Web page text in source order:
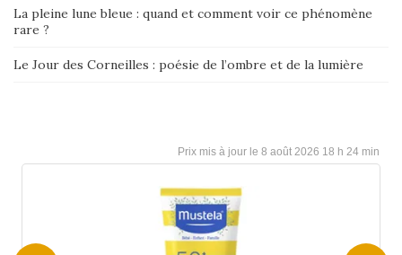
La pleine lune bleue : quand et comment voir ce phénomène
rare ?
Le Jour des Corneilles : poésie de l’ombre et de la lumière
8 août 2026 18 h 24 min